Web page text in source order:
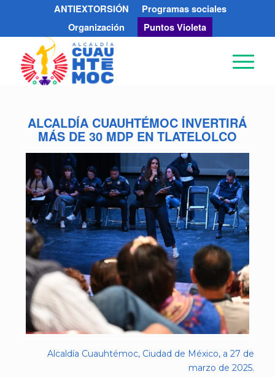
ANTIEXTORSIÓN
Programas sociales
Organización
Puntos Violeta
ALCALDÍA CUAUHTÉMOC INVERTIRÁ
MÁS DE 30 MDP EN TLATELOLCO
Alcaldía Cuauhtémoc, Ciudad de México, a 27 de
marzo de 2025.